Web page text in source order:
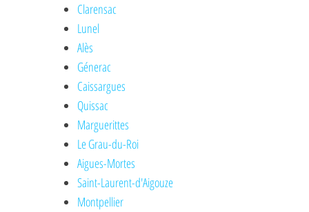
Clarensac
Lunel
Alès
Génerac
Caissargues
Quissac
Marguerittes
Le Grau-du-Roi
Aigues-Mortes
Saint-Laurent-d'Aigouze
Montpellier